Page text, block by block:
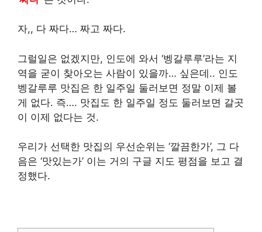
자,, 다 짜다… 짜고 짜다.
그럴일은 없겠지만, 인도에 와서 ‘벵갈루루’라는 지
역을 굳이 찾아오는 사람이 있을까… 싶은데.. 인도
벵갈루루 맛집은 한 일주일 둘러보면 정말 이제 볼
게 없다. 즉…. 맛집도 한 일주일 정도 둘러보면 갈곳
이 이제 없다는 것.
우리가 선택한 맛집의 우선순위는 ‘깔끔한가’, 그 다
음은 ‘맛있는가’ 이는 거의 구글 지도 평점을 보고 결
정했다.